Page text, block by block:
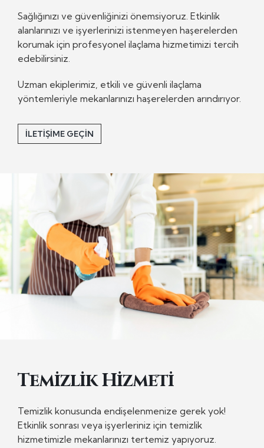
Sağlığınızı ve güvenliğinizi önemsiyoruz. Etkinlik
alanlarınızı ve işyerlerinizi istenmeyen haşerelerden
korumak için profesyonel ilaçlama hizmetimizi tercih
edebilirsiniz.
Uzman ekiplerimiz, etkili ve güvenli ilaçlama
yöntemleriyle mekanlarınızı haşerelerden arındırıyor.
İLETIŞIME GEÇIN
Temizlik Hizmeti
Temizlik konusunda endişelenmenize gerek yok!
Etkinlik sonrası veya işyerleriniz için temizlik
hizmetimizle mekanlarınızı tertemiz yapıyoruz.